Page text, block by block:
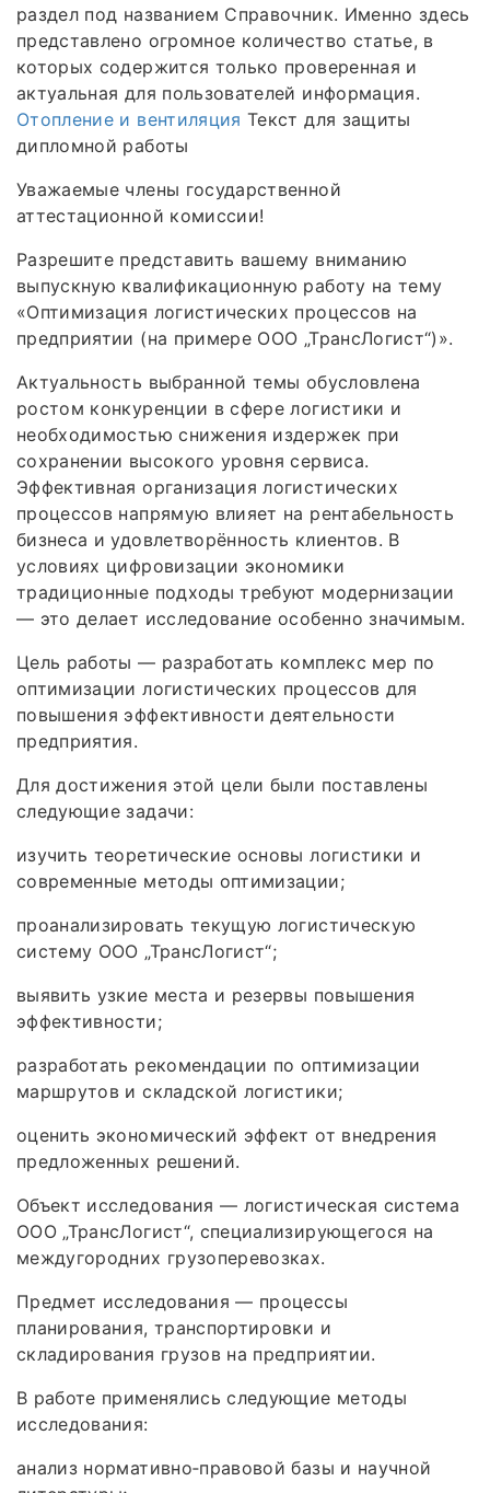
раздел под названием Справочник. Именно здесь
представлено огромное количество статье, в
которых содержится только проверенная и
актуальная для пользователей информация.
Отопление и вентиляция Текст для защиты
дипломной работы
Уважаемые члены государственной
аттестационной комиссии!
Разрешите представить вашему вниманию
выпускную квалификационную работу на тему
«Оптимизация логистических процессов на
предприятии (на примере ООО „ТрансЛогист“)».
Актуальность выбранной темы обусловлена
ростом конкуренции в сфере логистики и
необходимостью снижения издержек при
сохранении высокого уровня сервиса.
Эффективная организация логистических
процессов напрямую влияет на рентабельность
бизнеса и удовлетворённость клиентов. В
условиях цифровизации экономики
традиционные подходы требуют модернизации
— это делает исследование особенно значимым.
Цель работы — разработать комплекс мер по
оптимизации логистических процессов для
повышения эффективности деятельности
предприятия.
Для достижения этой цели были поставлены
следующие задачи:
изучить теоретические основы логистики и
современные методы оптимизации;
проанализировать текущую логистическую
систему ООО „ТрансЛогист“;
выявить узкие места и резервы повышения
эффективности;
разработать рекомендации по оптимизации
маршрутов и складской логистики;
оценить экономический эффект от внедрения
предложенных решений.
Объект исследования — логистическая система
ООО „ТрансЛогист“, специализирующегося на
междугородних грузоперевозках.
Предмет исследования — процессы
планирования, транспортировки и
складирования грузов на предприятии.
В работе применялись следующие методы
исследования:
анализ нормативно‑правовой базы и научной